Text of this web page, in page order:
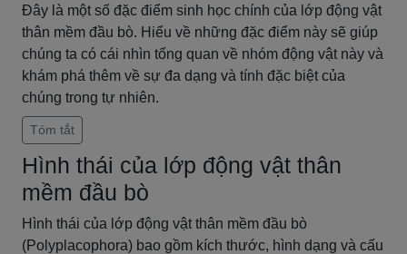
Đây là một số đặc điểm sinh học chính của lớp động vật
thân mềm đầu bò. Hiểu về những đặc điểm này sẽ giúp
chúng ta có cái nhìn tổng quan về nhóm động vật này và
khám phá thêm về sự đa dạng và tính đặc biệt của
chúng trong tự nhiên.
Tóm tắt
Hình thái của lớp động vật thân
mềm đầu bò
Hình thái của lớp động vật thân mềm đầu bò
(Polyplacophora) bao gồm kích thước, hình dạng và cấu